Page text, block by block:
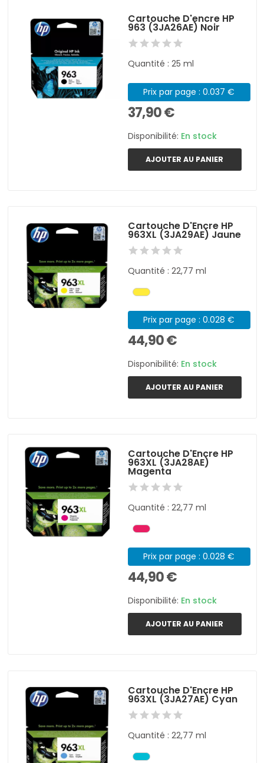
Cartouche D'encre HP
963 (3JA26AE) Noir
Quantité : 25 ml
Prix par page : 0.037 €
37,90 €
Disponibilité: En stock
AJOUTER AU PANIER
Cartouche D'Encre HP
963XL (3JA29AE) Jaune
Quantité : 22,77 ml
Prix par page : 0.028 €
44,90 €
Disponibilité: En stock
AJOUTER AU PANIER
Cartouche D'Encre HP
963XL (3JA28AE)
Magenta
Quantité : 22,77 ml
Prix par page : 0.028 €
44,90 €
Disponibilité: En stock
AJOUTER AU PANIER
Cartouche D'Encre HP
963XL (3JA27AE) Cyan
Quantité : 22,77 ml